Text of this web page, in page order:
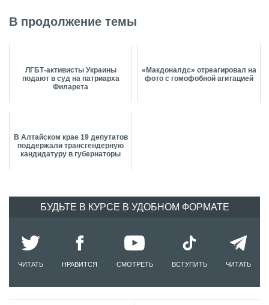
В продолжение темы
ЛГБТ-активисты Украины
подают в суд на патриарха
Филарета
«Макдоналдс» отреагировал на
фото с гомофобной агитацией
В Алтайском крае 19 депутатов
поддержали трансгендерную
кандидатуру в губернаторы
БУДЬТЕ В КУРСЕ В УДОБНОМ ФОРМАТЕ
ЧИТАТЬ НРАВИТСЯ СМОТРЕТЬ ВСТУПИТЬ ЧИТАТЬ